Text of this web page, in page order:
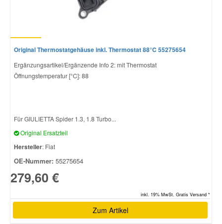
Original Thermostatgehäuse inkl. Thermostat 88°C 55275654
Ergänzungsartikel/Ergänzende Info 2: mit Thermostat
Öffnungstemperatur [°C]: 88
Für GIULIETTA Spider 1.3, 1.8 Turbo...
Original Ersatzteil
Hersteller: Fiat
OE-Nummer: 55275654
279,60 €
inkl. 19% MwSt. Gratis Versand *
Zum Artikel
Nissan Ersatzteile
Porsche Ersatzteile
Seat Ersatzteile
Smart Ersatzteile
Suzuki Ersatzteile
Toyota Ersatzteile
Vauxhall Ersatzteile